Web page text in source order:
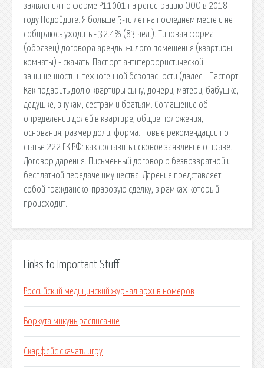
заявления по форме Р11001 на регистрацию ООО в 2018
году Подойдите. Я больше 5-ти лет на последнем месте и не
собираюсь уходить - 32.4% (83 чел.). Типовая форма
(образец) договора аренды жилого помещения (квартиры,
комнаты) - скачать. Паспорт антитеррористической
защищенности и техногенной безопасности (далее - Паспорт.
Как подарить долю квартиры сыну, дочери, матери, бабушке,
дедушке, внукам, сестрам и братьям. Соглашение об
определении долей в квартире, общие положения,
основания, размер доли, форма. Новые рекомендации по
статье 222 ГК РФ: как составить исковое заявление о праве.
Договор дарения. Письменный договор о безвозвратной и
бесплатной передаче имущества. Дарение представляет
собой гражданско-правовую сделку, в рамках который
происходит.
Links to Important Stuff
Российский медицинский журнал архив номеров
Воркута микунь расписание
Скарфейс скачать игру